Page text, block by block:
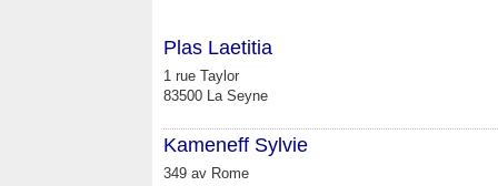
Plas Laetitia
1 rue Taylor
83500 La Seyne
Kameneff Sylvie
349 av Rome